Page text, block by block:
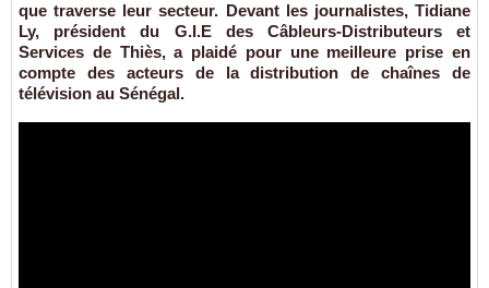
que traverse leur secteur. Devant les journalistes, Tidiane
Ly, président du G.I.E des Câbleurs-Distributeurs et
Services de Thiès, a plaidé pour une meilleure prise en
compte des acteurs de la distribution de chaînes de
télévision au Sénégal.